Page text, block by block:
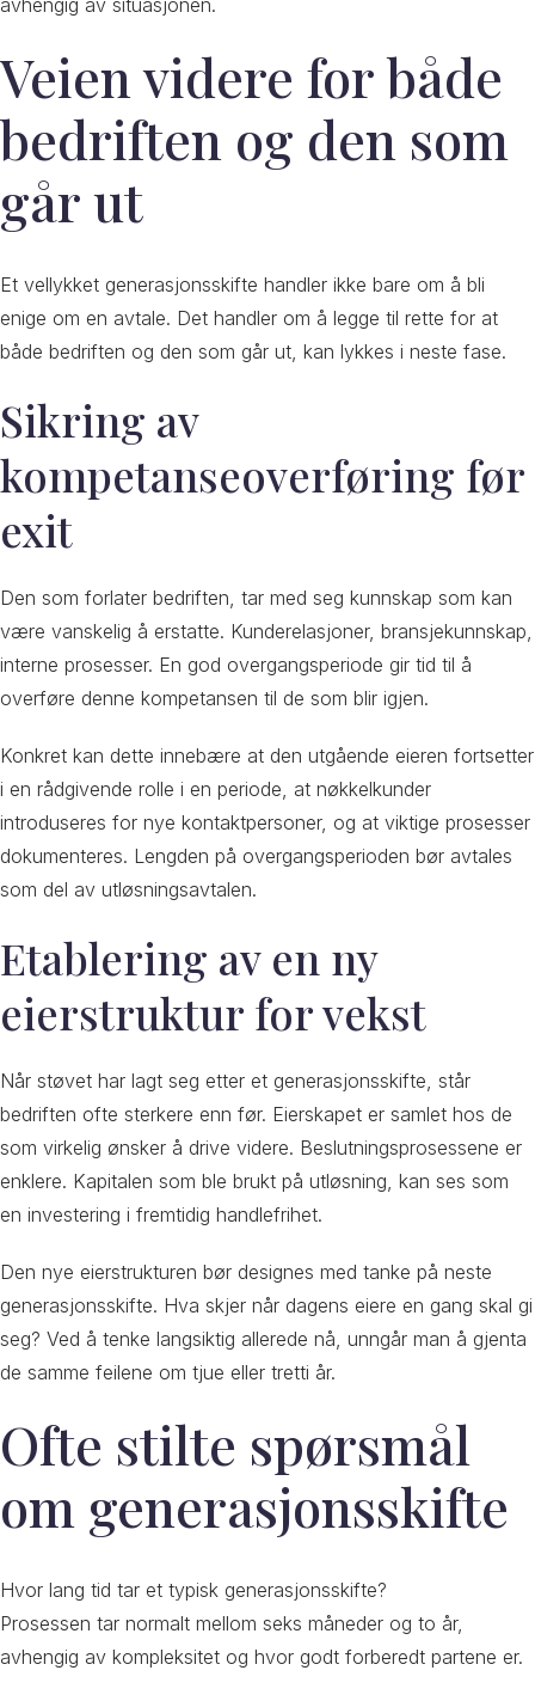
avhengig av situasjonen.
Veien videre for både
bedriften og den som
går ut
Et vellykket generasjonsskifte handler ikke bare om å bli
enige om en avtale. Det handler om å legge til rette for at
både bedriften og den som går ut, kan lykkes i neste fase.
Sikring av
kompetanseoverføring før
exit
Den som forlater bedriften, tar med seg kunnskap som kan
være vanskelig å erstatte. Kunderelasjoner, bransjekunnskap,
interne prosesser. En god overgangsperiode gir tid til å
overføre denne kompetansen til de som blir igjen.
Konkret kan dette innebære at den utgående eieren fortsetter
i en rådgivende rolle i en periode, at nøkkelkunder
introduseres for nye kontaktpersoner, og at viktige prosesser
dokumenteres. Lengden på overgangsperioden bør avtales
som del av utløsningsavtalen.
Etablering av en ny
eierstruktur for vekst
Når støvet har lagt seg etter et generasjonsskifte, står
bedriften ofte sterkere enn før. Eierskapet er samlet hos de
som virkelig ønsker å drive videre. Beslutningsprosessene er
enklere. Kapitalen som ble brukt på utløsning, kan ses som
en investering i fremtidig handlefrihet.
Den nye eierstrukturen bør designes med tanke på neste
generasjonsskifte. Hva skjer når dagens eiere en gang skal gi
seg? Ved å tenke langsiktig allerede nå, unngår man å gjenta
de samme feilene om tjue eller tretti år.
Ofte stilte spørsmål
om generasjonsskifte
Hvor lang tid tar et typisk generasjonsskifte?
Prosessen tar normalt mellom seks måneder og to år,
avhengig av kompleksitet og hvor godt forberedt partene er.